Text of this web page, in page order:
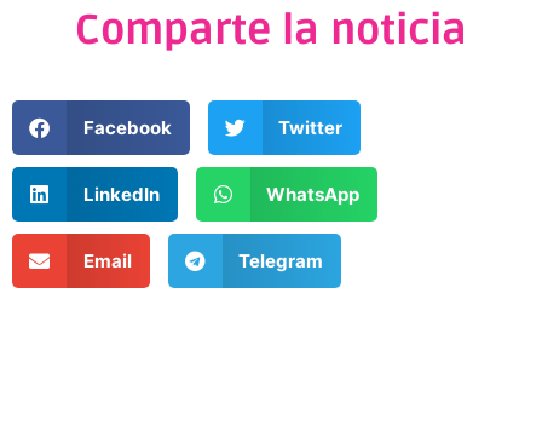
Comparte la noticia
Facebook Twitter
LinkedIn WhatsApp
Email Telegram